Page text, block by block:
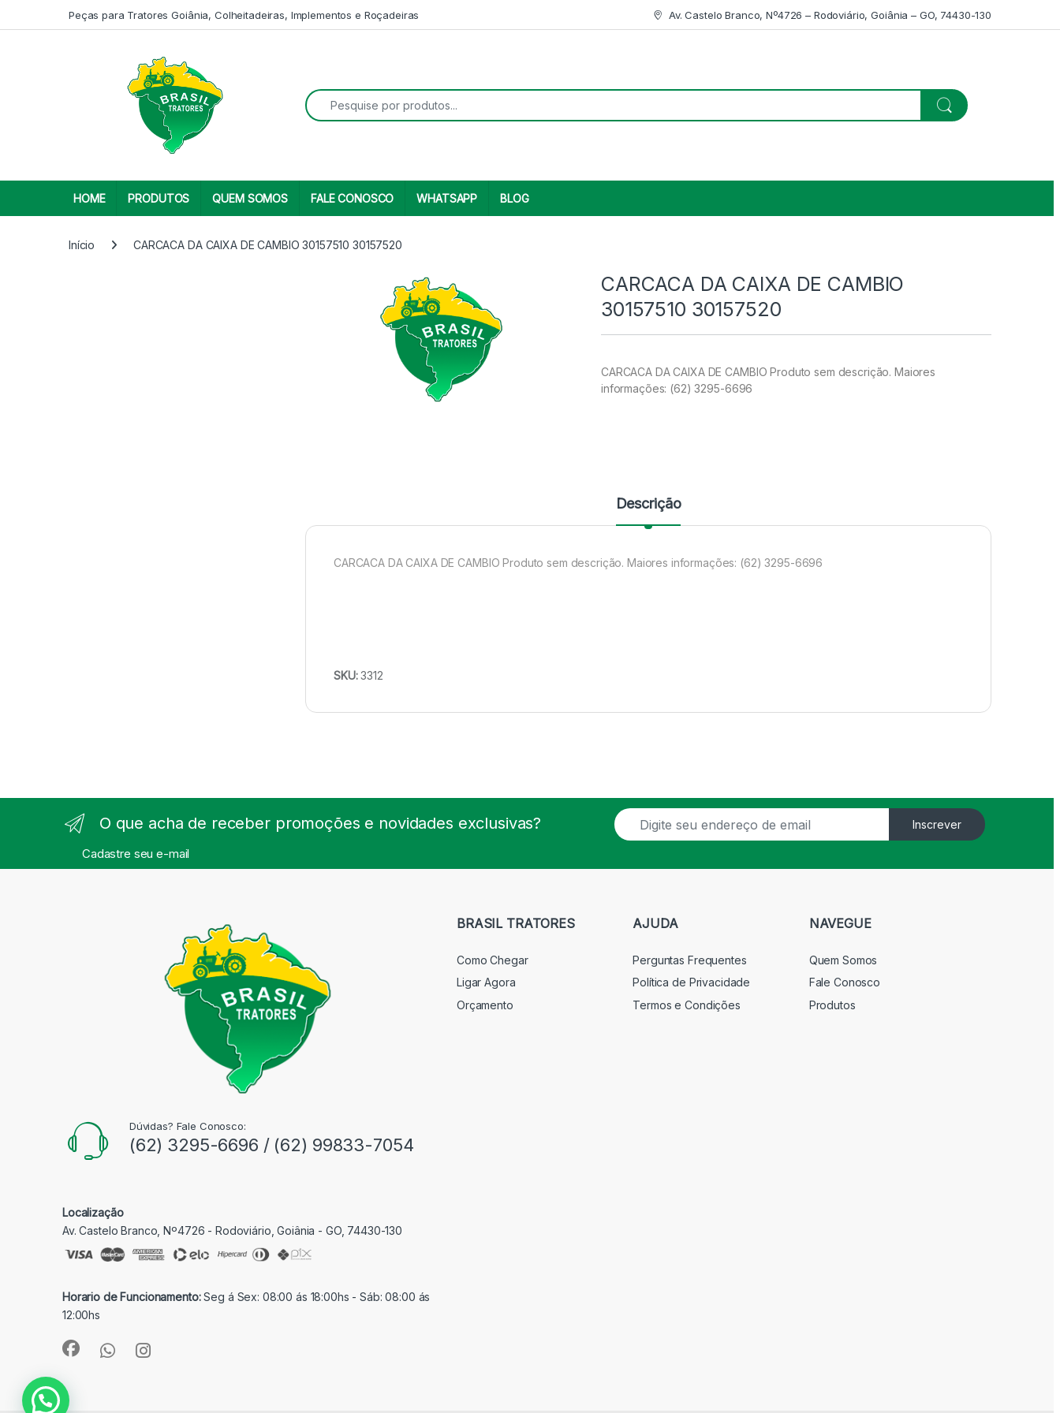
Peças para Tratores Goiânia, Colheitadeiras, Implementos e Roçadeiras Av. Castelo Branco, Nº4726 – Rodoviário, Goiânia – GO, 74430-130
Search for:
HOME PRODUTOS QUEM SOMOS FALE CONOSCO WHATSAPP BLOG
Início CARCACA DA CAIXA DE CAMBIO 30157510 30157520
CARCACA DA CAIXA DE CAMBIO
30157510 30157520
CARCACA DA CAIXA DE CAMBIO Produto sem descrição. Maiores
informações: (62) 3295-6696
Descrição
CARCACA DA CAIXA DE CAMBIO Produto sem descrição. Maiores informações: (62) 3295-6696
SKU:3312
O que acha de receber promoções e novidades exclusivas?
Cadastre seu e-mail
E
m
Inscrever
Dúvidas? Fale Conosco:
(62) 3295-6696 / (62) 99833-7054
Localização
Av. Castelo Branco, Nº4726 - Rodoviário, Goiânia - GO, 74430-130
Horario de Funcionamento:Seg á Sex: 08:00 ás 18:00hs - Sáb: 08:00 ás
12:00hs
BRASIL TRATORES
Como Chegar
Ligar Agora
Orçamento
AJUDA
Perguntas Frequentes
Política de Privacidade
Termos e Condições
NAVEGUE
Quem Somos
Fale Conosco
Produtos